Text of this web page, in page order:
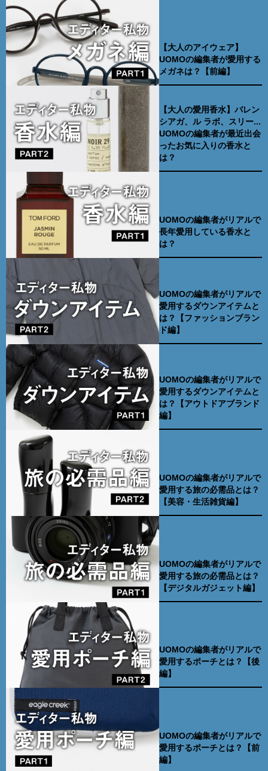
【大人のアイウェア】
UOMOの編集者が愛用する
メガネは？【前編】
【大人の愛用香水】バレン
シアガ、ル ラボ、スリー...
UOMOの編集者が最近出会
ったお気に入りの香水と
は？
UOMOの編集者がリアルで
長年愛用している香水と
は？
UOMOの編集者がリアルで
愛用するダウンアイテムと
は？【ファッションブラン
ド編】
UOMOの編集者がリアルで
愛用するダウンアイテムと
は？【アウトドアブランド
編】
UOMOの編集者がリアルで
愛用する旅の必需品とは？
【美容・生活雑貨編】
UOMOの編集者がリアルで
愛用する旅の必需品とは？
【デジタルガジェット編】
UOMOの編集者がリアルで
愛用するポーチとは？【後
編】
UOMOの編集者がリアルで
愛用するポーチとは？【前
編】